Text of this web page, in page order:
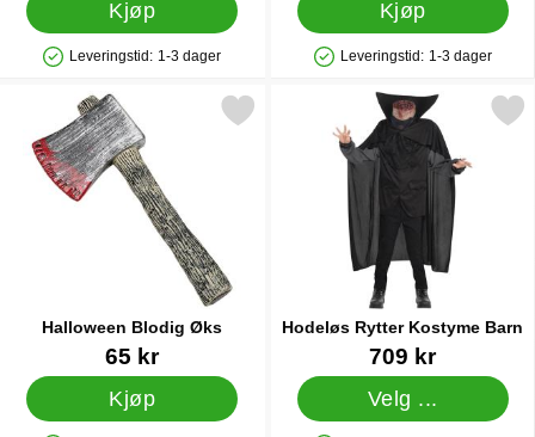
Kjøp
Produkttilgjengelighet: På lager
Leveringstid: 1-3 dager
Kjøp
Produkttilgjengelighet: På lager
Leveringstid: 1-3 dager
Halloween Blodig Øks
Varenummer 16066
65 kr
Kjøp
Merk halloween Blodig Øks som favoritt
Hodeløs Rytter Kostyme Barn
Varenummer 18451
709 kr
Velg ...
Merk hodeløs Rytter